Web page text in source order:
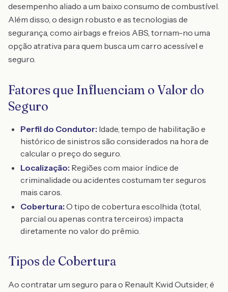
desempenho aliado a um baixo consumo de combustível.
Além disso, o design robusto e as tecnologias de
segurança, como airbags e freios ABS, tornam-no uma
opção atrativa para quem busca um carro acessível e
seguro.
Fatores que Influenciam o Valor do
Seguro
Perfil do Condutor: Idade, tempo de habilitação e
histórico de sinistros são considerados na hora de
calcular o preço do seguro.
Localização: Regiões com maior índice de
criminalidade ou acidentes costumam ter seguros
mais caros.
Cobertura: O tipo de cobertura escolhida (total,
parcial ou apenas contra terceiros) impacta
diretamente no valor do prêmio.
Tipos de Cobertura
Ao contratar um seguro para o Renault Kwid Outsider, é